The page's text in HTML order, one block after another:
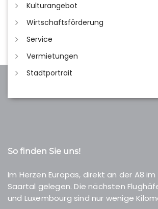
Kulturangebot
Wirtschaftsförderung
Service
Vermietungen
Stadtportrait
So finden Sie uns!
Im Herzen Europas, direkt an der A8
Saartal gelegen. Die nächsten
und Luxembourg sind nur wenige